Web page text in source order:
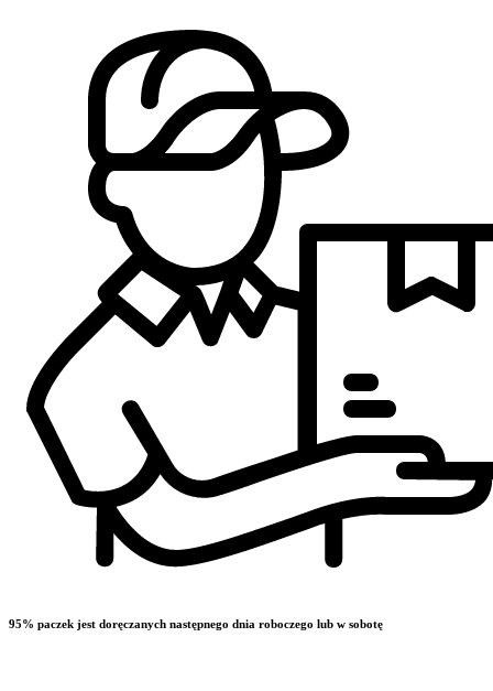
95% paczek jest doręczanych następnego dnia roboczego lub w sobotę